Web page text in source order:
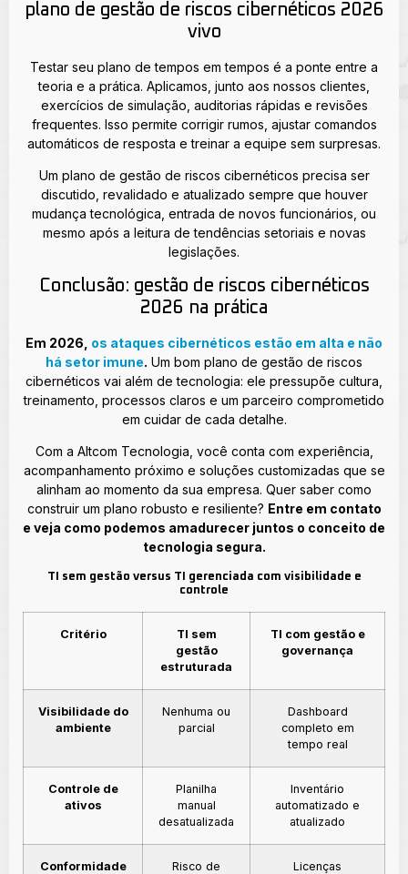
plano de gestão de riscos cibernéticos 2026
vivo
Testar seu plano de tempos em tempos é a ponte entre a
teoria e a prática. Aplicamos, junto aos nossos clientes,
exercícios de simulação, auditorias rápidas e revisões
frequentes. Isso permite corrigir rumos, ajustar comandos
automáticos de resposta e treinar a equipe sem surpresas.
Um plano de gestão de riscos cibernéticos precisa ser
discutido, revalidado e atualizado sempre que houver
mudança tecnológica, entrada de novos funcionários, ou
mesmo após a leitura de tendências setoriais e novas
legislações.
Conclusão: gestão de riscos cibernéticos
2026 na prática
Em 2026, os ataques cibernéticos estão em alta e não
há setor imune. Um bom plano de gestão de riscos
cibernéticos vai além de tecnologia: ele pressupõe cultura,
treinamento, processos claros e um parceiro comprometido
em cuidar de cada detalhe.
Com a Altcom Tecnologia, você conta com experiência,
acompanhamento próximo e soluções customizadas que se
alinham ao momento da sua empresa. Quer saber como
construir um plano robusto e resiliente? Entre em contato
e veja como podemos amadurecer juntos o conceito de
tecnologia segura.
TI sem gestão versus TI gerenciada com visibilidade e
controle
Critério
TI sem
gestão
estruturada
TI com gestão e
governança
Visibilidade do
ambiente
Nenhuma ou
parcial
Dashboard
completo em
tempo real
Controle de
ativos
Planilha
manual
desatualizada
Inventário
automatizado e
atualizado
Conformidade
Risco de
Licenças